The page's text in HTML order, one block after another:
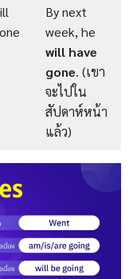
By next
week, he
will have
gone. (เขา
จะไปใน
สัปดาห์หน้า
แล้ว)